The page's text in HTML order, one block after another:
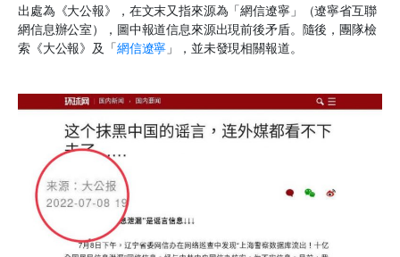
出處為《大公報》，在文末又指來源為「網信遼寧」（遼寧省互聯
網信息辦公室），圖中報道信息來源出現前後矛盾。隨後，團隊檢
索《大公報》及「網信遼寧 」，並未發現相關報道。